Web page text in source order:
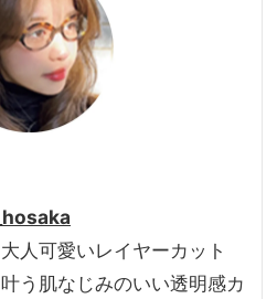
人可愛いレイヤーカット
う肌なじみのいい透明感カ